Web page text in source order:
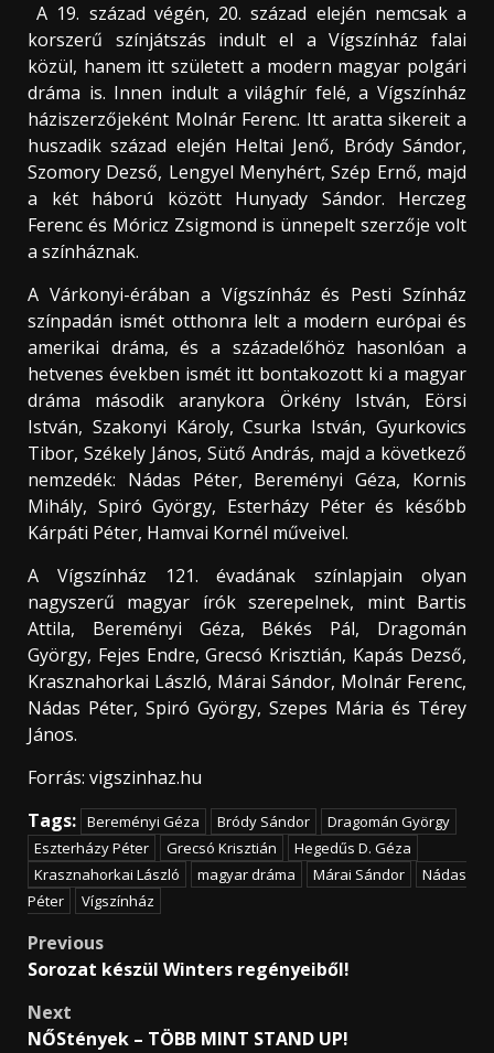
A 19. század végén, 20. század elején nemcsak a
korszerű színjátszás indult el a Vígszínház falai
közül, hanem itt született a modern magyar polgári
dráma is. Innen indult a világhír felé, a Vígszínház
háziszerzőjeként Molnár Ferenc. Itt aratta sikereit a
huszadik század elején Heltai Jenő, Bródy Sándor,
Szomory Dezső, Lengyel Menyhért, Szép Ernő, majd
a két háború között Hunyady Sándor. Herczeg
Ferenc és Móricz Zsigmond is ünnepelt szerzője volt
a színháznak.
A Várkonyi-érában a Vígszínház és Pesti Színház
színpadán ismét otthonra lelt a modern európai és
amerikai dráma, és a századelőhöz hasonlóan a
hetvenes években ismét itt bontakozott ki a magyar
dráma második aranykora Örkény István, Eörsi
István, Szakonyi Károly, Csurka István, Gyurkovics
Tibor, Székely János, Sütő András, majd a következő
nemzedék: Nádas Péter, Bereményi Géza, Kornis
Mihály, Spiró György, Esterházy Péter és később
Kárpáti Péter, Hamvai Kornél műveivel.
A Vígszínház 121. évadának színlapjain olyan
nagyszerű magyar írók szerepelnek, mint Bartis
Attila, Bereményi Géza, Békés Pál, Dragomán
György, Fejes Endre, Grecsó Krisztián, Kapás Dezső,
Krasznahorkai László, Márai Sándor, Molnár Ferenc,
Nádas Péter, Spiró György, Szepes Mária és Térey
János.
Forrás: vigszinhaz.hu
Tags: Bereményi Géza Bródy Sándor
Dragomán György
Eszterházy Péter
Grecsó Krisztián
Hegedűs D. Géza
Krasznahorkai László
magyar dráma Márai Sándor
Nádas
Péter
Vígszínház
Post
Previous
Sorozat készül Winters regényeiből!
Next
NŐStények – TÖBB MINT STAND UP!